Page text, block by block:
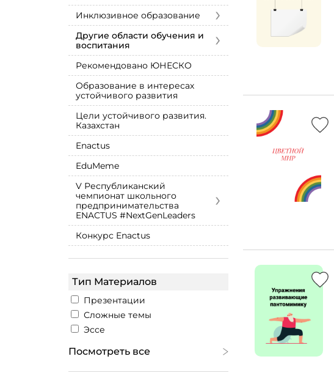
Инклюзивное образование ›
Другие области обучения и
воспитания
›
Рекомендовано ЮНЕСКО
Образование в интересах
устойчивого развития
Цели устойчивого развития.
Казахстан
Enactus
EduMeme
V Республиканский
чемпионат школьного
предпринимательства
ENACTUS #NextGenLeaders
›
Конкурс Enactus
Тип Материалов
Презентации
Сложные темы
Эссе
Посмотреть все